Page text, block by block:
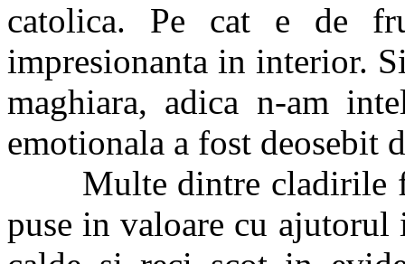
catolica. Pe cat e de
impresionanta in interior.
maghiara, adica n-am
emotionala a fost deosebit
Multe dintre cladirile
puse in valoare cu